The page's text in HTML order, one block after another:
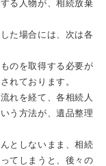
る人物が、相続放棄
た場合には、次は各
のを取得する必要が
れております。
れを経て、各相続人
う方法が、遺品整理
としないまま、相続
てしまうと、後々の